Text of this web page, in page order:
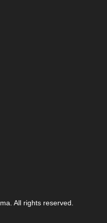
All rights reserved.